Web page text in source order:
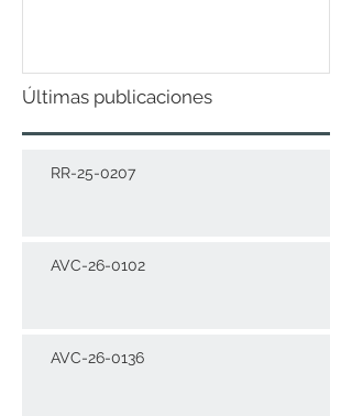
Últimas publicaciones
RR-25-0207
AVC-26-0102
AVC-26-0136